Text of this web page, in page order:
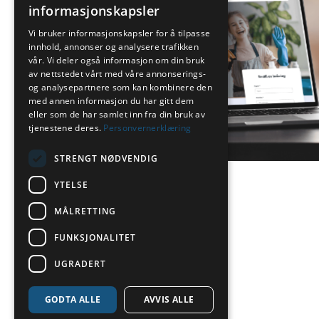
AS
1 >
informasjonskapsler
Vi bruker informasjonskapsler for å tilpasse
innhold, annonser og analysere trafikken
vår. Vi deler også informasjon om din bruk
av nettstedet vårt med våre annonserings-
og analysepartnere som kan kombinere den
med annen informasjon du har gitt dem
eller som de har samlet inn fra din bruk av
tjenestene deres. Personvernerklæring
STRENGT NØDVENDIG
YTELSE
MÅLRETTING
FUNKSJONALITET
UGRADERT
GODTA ALLE AVVIS ALLE